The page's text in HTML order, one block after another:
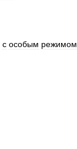
с особым режимом